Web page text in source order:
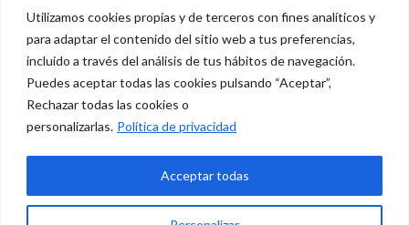
Utilizamos cookies propias y de terceros con fines analíticos y
para adaptar el contenido del sitio web a tus preferencias,
incluido a través del análisis de tus hábitos de navegación.
Puedes aceptar todas las cookies pulsando “Aceptar”,
Rechazar todas las cookies o
personalizarlas. Política de privacidad
Acceptar todas
© 2026 Vidasana | All Rights Reserved
Aviso legal
Política de privacidad
Política de devolución monetaria